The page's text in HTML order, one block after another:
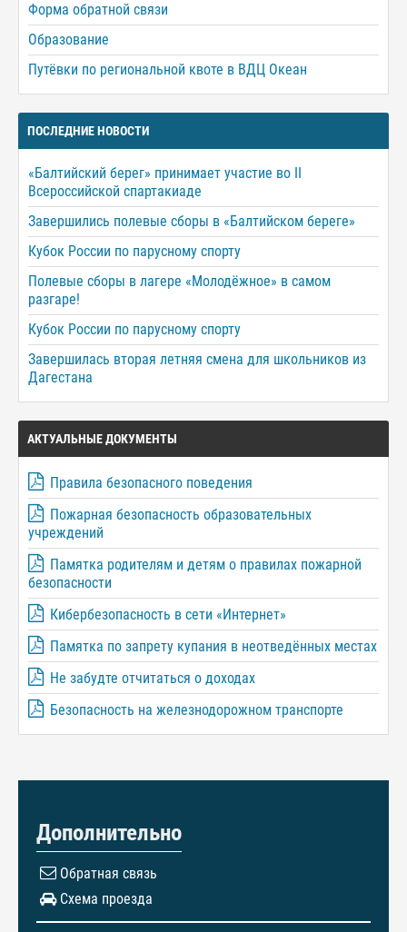
Форма обратной связи
Образование
Путёвки по региональной квоте в ВДЦ Океан
ПОСЛЕДНИЕ НОВОСТИ
«Балтийский берег» принимает участие во II
Всероссийской спартакиаде
Завершились полевые сборы в «Балтийском береге»
Кубок России по парусному спорту
Полевые сборы в лагере «Молодёжное» в самом
разгаре!
Кубок России по парусному спорту
Завершилась вторая летняя смена для школьников из
Дагестана
АКТУАЛЬНЫЕ ДОКУМЕНТЫ
Правила безопасного поведения
Пожарная безопасность образовательных
учреждений
Памятка родителям и детям о правилах пожарной
безопасности
Кибербезопасность в сети «Интернет»
Памятка по запрету купания в неотведённых местах
Не забудте отчитаться о доходах
Безопасность на железнодорожном транспорте
Дополнительно
Обратная связь
Схема проезда